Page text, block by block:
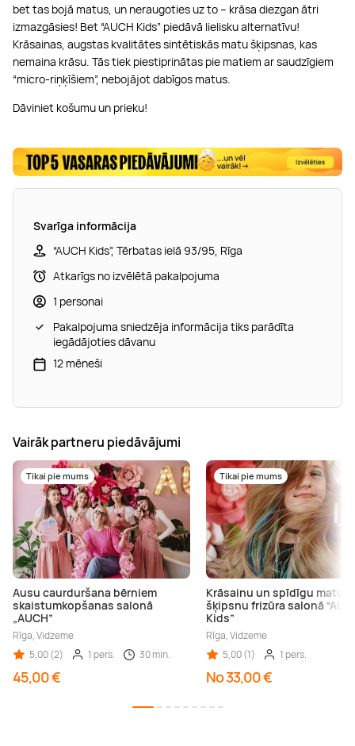
bet tas bojā matus, un neraugoties uz to – krāsa diezgan ātri
izmazgāsies! Bet “AUCH Kids” piedāvā lielisku alternatīvu!
Krāsainas, augstas kvalitātes sintētiskās matu šķipsnas, kas
nemaina krāsu. Tās tiek piestiprinātas pie matiem ar saudzīgiem
“micro-riņķīšiem”, nebojājot dabīgos matus.
Dāviniet košumu un prieku!
Svarīga informācija
“AUCH Kids”, Tērbatas ielā 93/95, Rīga
Atkarīgs no izvēlētā pakalpojuma
1 personai
Pakalpojuma sniedzēja informācija tiks parādīta
iegādājoties dāvanu
12 mēneši
Vairāk partneru piedāvājumi
Tikai pie mums
Ausu caurduršana bērniem
skaistumkopšanas salonā
„AUCH”
Rīga, Vidzeme
5,00 (2)
1 pers. 30 min.
45,00 €
Tikai pie mums
Krāsainu un spīdīgu matu
šķipsnu frizūra salonā
Kids”
Rīga, Vidzeme
5,00 (1)
1 pers.
No 33,00 €